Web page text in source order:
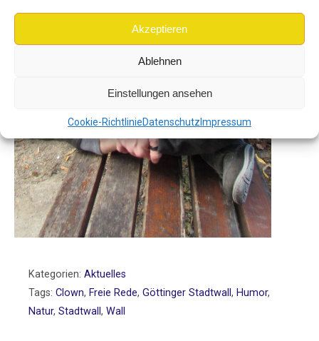
Akzeptieren
Ablehnen
Einstellungen ansehen
Cookie-RichtlinieDatenschutz Impressum
Kategorien: Aktuelles
Tags: Clown, Freie Rede, Göttinger Stadtwall , Humor,
Natur, Stadtwall , Wall